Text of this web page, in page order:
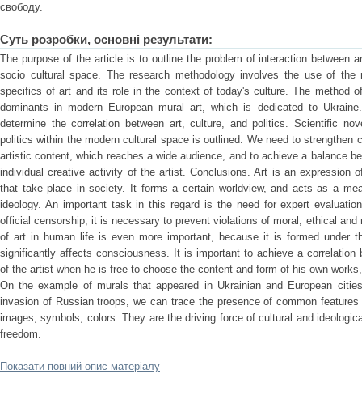
свободу.
Суть розробки, основні результати:
The purpose of the article is to outline the problem of interaction between
socio cultural space. The research methodology involves the use of
specifics of art and its role in the context of today's culture. The method
dominants in modern European mural art, which is dedicated to
determine the correlation between art, culture, and politics. Scientific
politics within the modern cultural space is outlined. We need to strengthen
artistic content, which reaches a wide audience, and to achieve a balance
individual creative activity of the artist. Conclusions. Art is an expression
that take place in society. It forms a certain worldview, and acts as a
ideology. An important task in this regard is the need for expert
official censorship, it is necessary to prevent violations of moral, ethical and
of art in human life is even more important, because it is formed under
significantly affects consciousness. It is important to achieve a correlation
of the artist when he is free to choose the content and form of his own
On the example of murals that appeared in Ukrainian and European
invasion of Russian troops, we can trace the presence of common
images, symbols, colors. They are the driving force of cultural and
freedom.
Показати повний опис матеріалу